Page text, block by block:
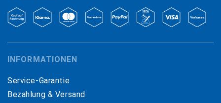
INFORMATIONEN
Service-Garantie
Bezahlung & Versand